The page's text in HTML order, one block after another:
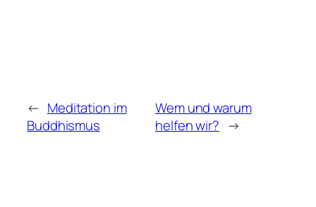
← Meditation im
Buddhismus
Wem und warum
helfen wir? →